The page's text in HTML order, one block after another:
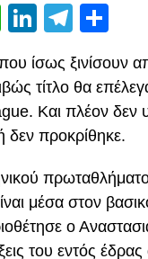
WhatsApp
LinkedIn
ίσως ξινίσουν
τίτλο θα
Και πλέον δεν
δεν προκρίθηκε.
μέσα στον
ο
του εντός